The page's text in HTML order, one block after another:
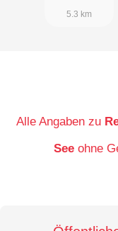
5.3 km
Alle Angaben zu
See ohne